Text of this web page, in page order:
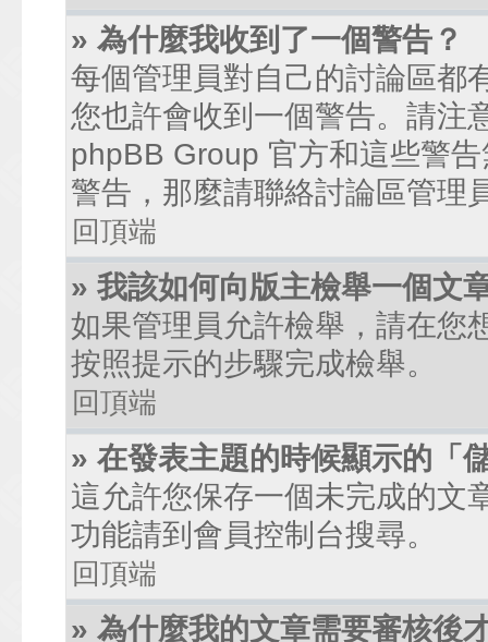
» 為什麼我收到了一個警告？
每個管理員對自己的討論區都
您也許會收到一個警告。請注
phpBB Group 官方和這些警
警告，那麼請聯絡討論區管理
回頂端
» 我該如何向版主檢舉一個文
如果管理員允許檢舉，請在您
按照提示的步驟完成檢舉。
回頂端
» 在發表主題的時候顯示的「
這允許您保存一個未完成的文
功能請到會員控制台搜尋。
回頂端
» 為什麼我的文章需要審核後